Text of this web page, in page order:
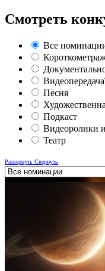
Смотреть
Все
Песня
Подкаст
Видеоролики
Театр
Развернуть Свернуть